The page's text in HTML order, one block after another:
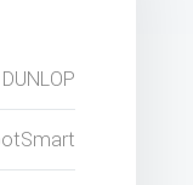
DUNLOP